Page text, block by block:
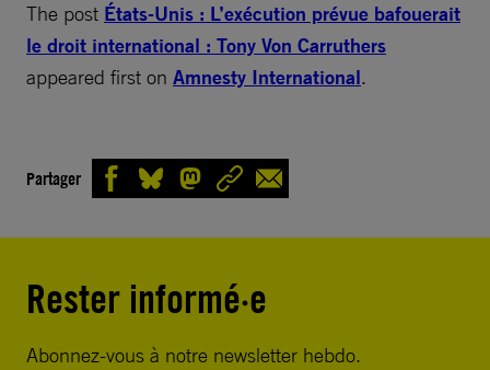
The post États-Unis : L’exécution prévue bafouerait
le droit international : Tony Von Carruthers
appeared first on Amnesty International.
Partager
Rester informé·e
Abonnez-vous à notre newsletter hebdo.